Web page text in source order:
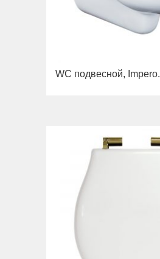
WC подвесной, Impero.